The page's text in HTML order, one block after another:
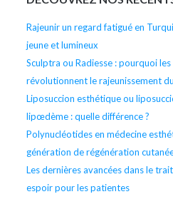
Rajeunir un regard fatigué en
jeune et lumineux
Sculptra ou Radiesse : pourquoi
révolutionnent le rajeunissement
Liposuccion esthétique ou
lipœdème : quelle différence ?
Polynucléotides en médecine
génération de régénération
Les dernières avancées dans le
espoir pour les patientes